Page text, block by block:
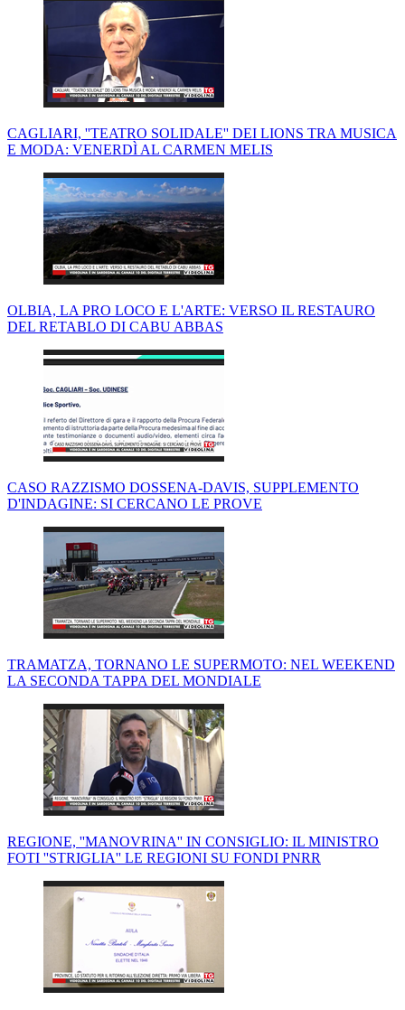
CAGLIARI, ''TEATRO SOLIDALE'' DEI LIONS TRA MUSICA
E MODA: VENERDÌ AL CARMEN MELIS
OLBIA, LA PRO LOCO E L'ARTE: VERSO IL RESTAURO
DEL RETABLO DI CABU ABBAS
CASO RAZZISMO DOSSENA-DAVIS, SUPPLEMENTO
D'INDAGINE: SI CERCANO LE PROVE
TRAMATZA, TORNANO LE SUPERMOTO: NEL WEEKEND
LA SECONDA TAPPA DEL MONDIALE
REGIONE, ''MANOVRINA'' IN CONSIGLIO: IL MINISTRO
FOTI ''STRIGLIA'' LE REGIONI SU FONDI PNRR